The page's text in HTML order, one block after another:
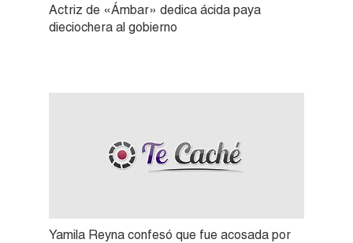
Actriz de «Ámbar» dedica ácida paya
dieciochera al gobierno
Yamila Reyna confesó que fue acosada por